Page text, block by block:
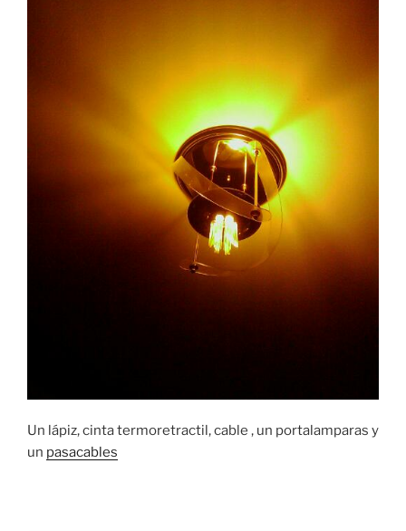
Un lápiz, cinta termoretractil, cable , un portalamparas y
un pasacables